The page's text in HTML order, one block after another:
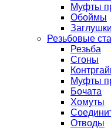
Муфты
Обоймы
Заглушки
Резьбовые
Резьба
Сгоны
Муфты
Бочата
Хомуты
Отводы